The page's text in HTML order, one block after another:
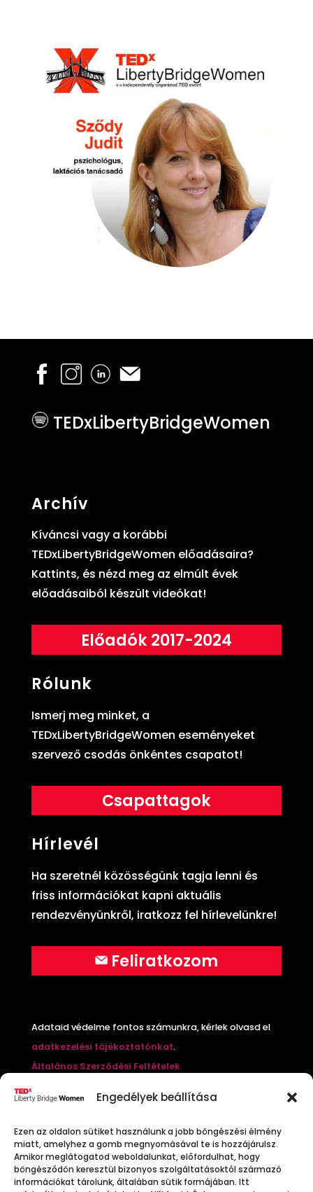
Engedélyek beállítása
Ezen az oldalon sütiket használunk a jobb böngészési élmény
miatt, amelyhez a gomb megnyomásával te is hozzájárulsz.
Amikor meglátogatod weboldalunkat, előfordulhat, hogy
böngésződön keresztül bizonyos szolgáltatásoktól származó
információkat tárolunk, általában sütik formájában. Itt
TEDxLibertyBridgeWomen
Archív
Kíváncsi vagy a korábbi
TEDxLibertyBridgeWomen előadásaira?
Kattints, és nézd meg az elmúlt évek
előadásaiból készült videókat!
Előadók 2017-2024
Rólunk
Ismerj meg minket, a
TEDxLibertyBridgeWomen eseményeket
szervező csodás önkéntes csapatot!
Csapattagok
Hírlevél
Ha szeretnél közösségünk tagja lenni és
friss információkat kapni aktuális
rendezvényünkről, iratkozz fel hírlevelünkre!
Feliratkozom
Adataid védelme fontos számunkra, kérlek olvasd el
adatkezelési tájékoztatónkat.
Általános Szerződési Feltételek
Cookie Policy
Nyereményjáték szabályzat
Mi aTEDx?
A TED (Technology, Entertainment, Design) x egy
nonprofit szervezet és különleges konferenciasorozat,